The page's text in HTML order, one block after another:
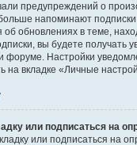
предупреждений о
напоминают
об обновлениях в теме,
вы будете получать
форуме. Настройки
на вкладке «Личные
или подписаться на
или подписаться на